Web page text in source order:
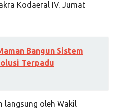
Kodaeral IV, Jumat
Bangun Sistem
Terpadu
langsung oleh Wakil